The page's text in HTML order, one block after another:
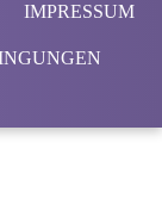
IMPRESSUM